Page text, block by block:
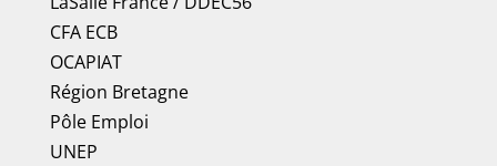
CFA ECB
OCAPIAT
Région Bretagne
Pôle Emploi
UNEP